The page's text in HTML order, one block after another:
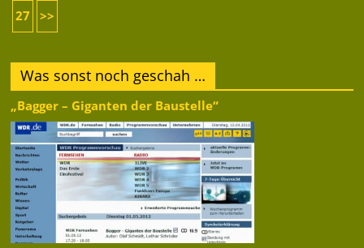
27 >>
Was sonst noch geschah …
„Bagger – Giganten der Baustelle“